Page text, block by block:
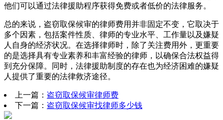
他们可以通过法律援助程序获得免费或者低价的法律服务。
总的来说，盗窃取保候审的律师费用并非固定不变，它取决于
多个因素，包括案件性质、律师的专业水平、工作量以及嫌疑
人自身的经济状况。在选择律师时，除了关注费用外，更重要
的是选择具有专业素养和丰富经验的律师，以确保合法权益得
到充分保障。同时，法律援助制度的存在也为经济困难的嫌疑
人提供了重要的法律救济途径。
上一篇： 盗窃取保候审律师费
下一篇： 盗窃取保候审找律师多少钱